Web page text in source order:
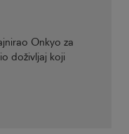
Onkyo za
doživljaj koji